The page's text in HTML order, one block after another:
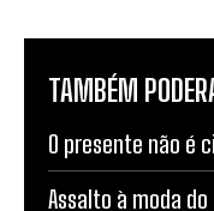
TAMBÉM
O presente não é
Assalto à moda do